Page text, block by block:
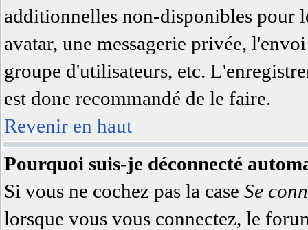
additionnelles non-disponibles pour
avatar, une messagerie privée,
groupe d'utilisateurs, etc.
est donc recommandé de le faire.
Revenir en haut
Pourquoi suis-je déconnecté
Si vous ne cochez pas la case Se
lorsque vous vous connectez, le